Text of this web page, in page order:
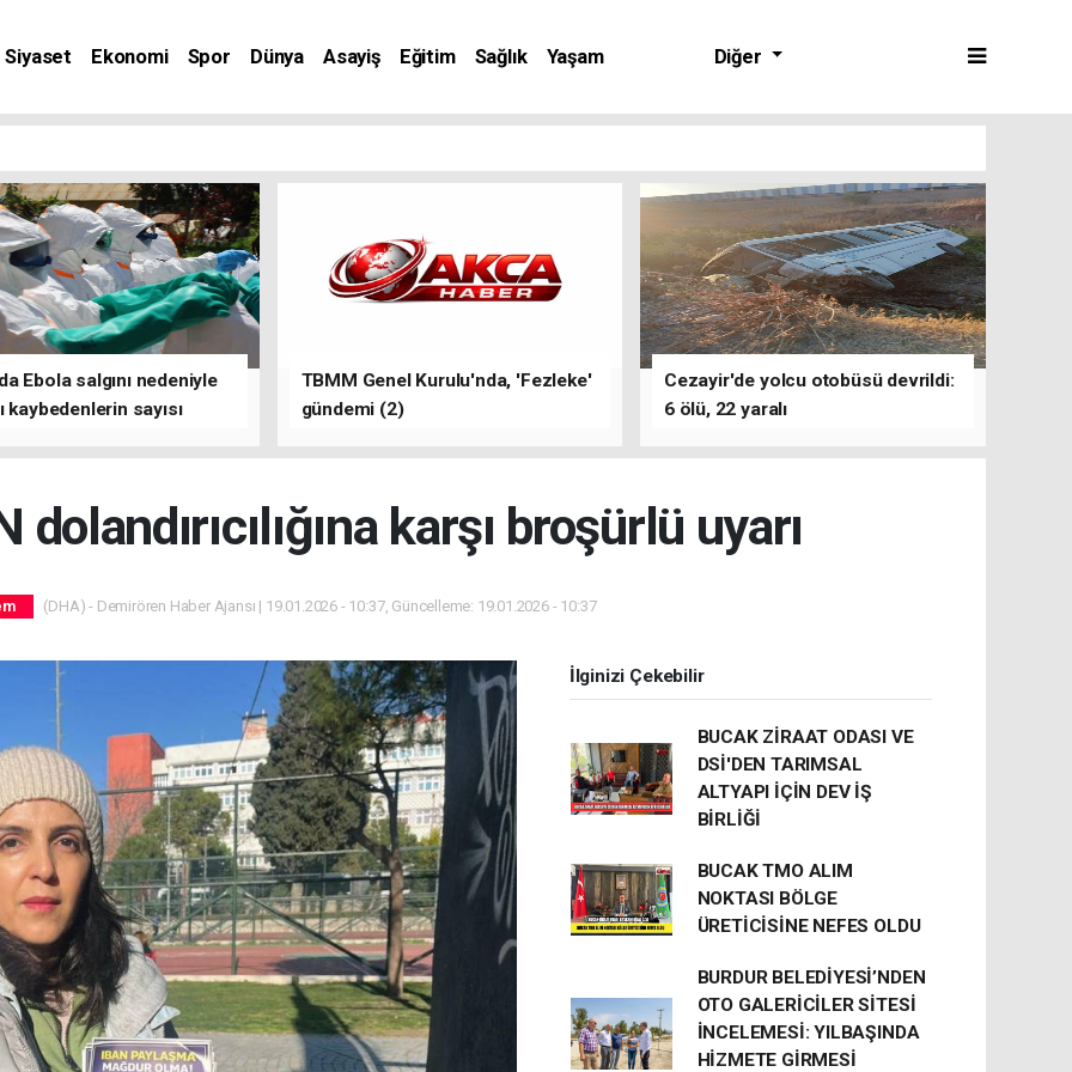
Siyaset Ekonomi Spor Dünya Asayiş Eğitim Sağlık
Yaşam
Diğer
Ebola salgını nedeniyle
kaybedenlerin sayısı
TBMM Genel Kurulu'nda, 'Fezleke'
gündemi (2)
Cezayir'de yolcu otobüsü devrildi:
6 ölü, 22 yaralı
karşı broşürlü uyarı
(DHA) - Demirören Haber Ajansı | 19.01.2026 - 10:37, Güncelleme: 19.01.2026 - 10:37
İlginizi Çekebilir
BUCAK ZİRAAT ODASI VE
DSİ'DEN TARIMSAL
ALTYAPI İÇİN DEV İŞ
BİRLİĞİ
BUCAK TMO ALIM
NOKTASI BÖLGE
ÜRETİCİSİNE NEFES OLDU
BURDUR BELEDİYESİ’NDEN
OTO GALERİCİLER SİTESİ
İNCELEMESİ: YILBAŞINDA
HİZMETE GİRMESİ